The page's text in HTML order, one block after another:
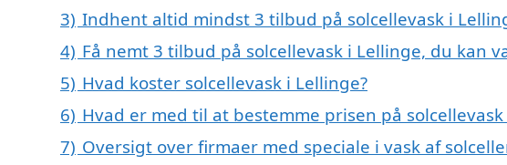
3) Indhent altid mindst 3 tilbud på solcellevask i
4) Få nemt 3 tilbud på solcellevask i Lellinge, du kan
5) Hvad koster solcellevask i Lellinge?
6) Hvad er med til at bestemme prisen på
7) Oversigt over firmaer med speciale i vask af